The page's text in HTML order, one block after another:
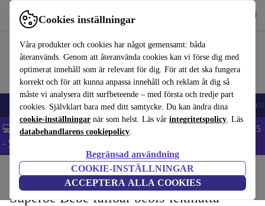
Cookies inställningar
Våra produkter och cookies har något gemensamt: båda
återanvänds. Genom att återanvända cookies kan vi förse dig med
optimerat innehåll som är relevant för dig. För att det ska fungera
korrekt och för att kunna anpassa innehåll och reklam åt dig så
måste vi analysera ditt surfbeteende – med första och tredje part
cookies. Självklart bara med ditt samtycke. Du kan ändra dina
cookie-inställningar när som helst. Läs vår integritetspolicy. Läs
databehandlarens cookiepolicy.
Begränsad användning
COOKIE-INSTÄLLNINGAR
ACCEPTERA ALLA COOKIES
Använd refurbed snabbt och enkelt
🎒 Back to school Mobiltelefoner Bärbara datorer Surfplattor
💻 Extra 5% rabatt på alla MacBooks och laptops - Code: LAPTOP5
- Villkor
Leksaker Babyleksaker
Superbe Bebe fällbar bebis-lekmatta